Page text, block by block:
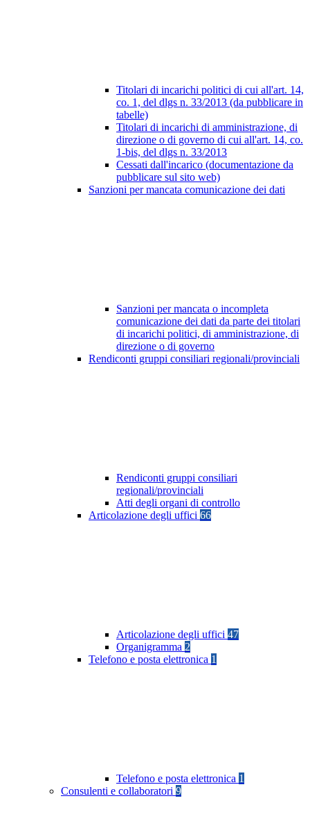
Titolari di incarichi politici di cui all'art. 14,
co. 1, del dlgs n. 33/2013 (da pubblicare in
tabelle)
Titolari di incarichi di amministrazione, di
direzione o di governo di cui all'art. 14, co.
1-bis, del dlgs n. 33/2013
Cessati dall'incarico (documentazione da
pubblicare sul sito web)
Sanzioni per mancata comunicazione dei dati
Sanzioni per mancata o incompleta
comunicazione dei dati da parte dei titolari
di incarichi politici, di amministrazione, di
direzione o di governo
Rendiconti gruppi consiliari regionali/provinciali
Rendiconti gruppi consiliari
regionali/provinciali
Atti degli organi di controllo
Articolazione degli uffici 66
Articolazione degli uffici 47
Organigramma 2
Telefono e posta elettronica 1
Telefono e posta elettronica 1
Consulenti e collaboratori 9